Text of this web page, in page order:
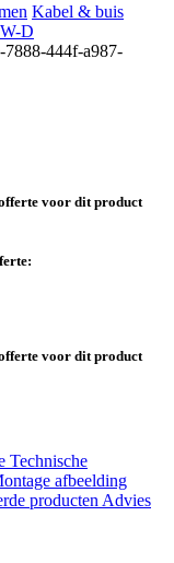
Kabel & buis
D
voor dit product
voor dit product
Technische
afbeelding
producten Advies